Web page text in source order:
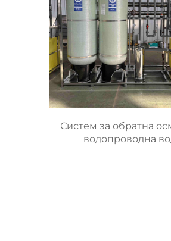
Систем за обратна
водопроводна